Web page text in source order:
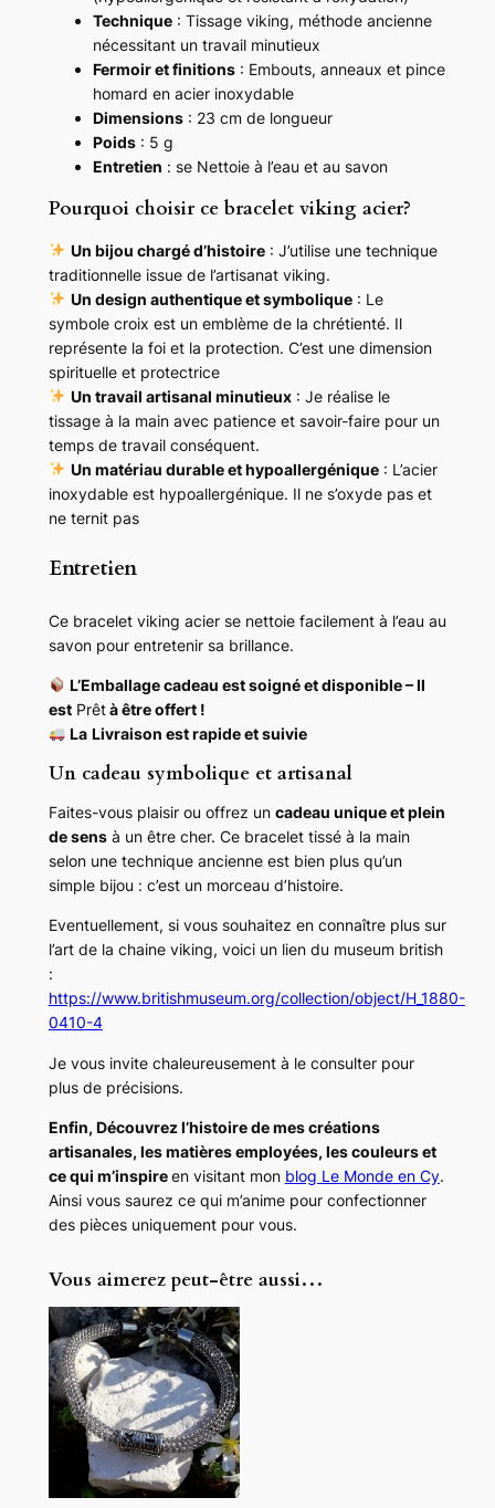
y
m
o
e
r
o
x
Technique: Tissage viking, méthode ancienne
nécessitant un travail minutieux
Fermoir et finitions: Embouts, anneaux et pince
homard en acier inoxydable
Dimensions: 23 cm de longueur
Poids: 5 g
Entretien : se Nettoie à l’eau et au savon
Pourquoi choisir ce bracelet viking acier?
Un bijou chargé d’histoire : J’utilise une technique
traditionnelle issue de l’artisanat viking.
Un design authentique et symbolique : Le
symbole croix est un emblème de la chrétienté. Il
représente la foi et la protection. C’est une dimension
spirituelle et protectrice
Un travail artisanal minutieux : Je réalise le
tissage à la main avec patience et savoir-faire pour un
temps de travail conséquent.
Un matériau durable et hypoallergénique : L’acier
inoxydable est hypoallergénique. Il ne s’oxyde pas et
ne ternit pas
Entretien
Ce bracelet viking acier se nettoie facilement à l’eau au
savon pour entretenir sa brillance.
L’Emballage cadeau est soigné et disponible – Il
estPrêtà être offert !
La Livraison est rapide et suivie
Un cadeau symbolique et artisanal
Faites-vous plaisir ou offrez un cadeau unique et plein
de sensà un être cher. Ce bracelet tissé à la main
selon une technique ancienne est bien plus qu’un
simple bijou : c’est un morceau d’histoire.
Eventuellement, si vous souhaitez en connaître plus sur
l’art de la chaine viking, voici un lien du museum british
:
https://www.britishmuseum.org/collection/object/H_1880-
0410-4
Je vous invite chaleureusement à le consulter pour
plus de précisions.
Enfin, Découvrez l’histoire de mes créations
artisanales, les matières employées, les couleurs et
ce qui m’inspireen visitant mon blog Le Monde en Cy.
Ainsi vous saurez ce qui m’anime pour confectionner
des pièces uniquement pour vous.
Vous aimerez peut-être aussi…